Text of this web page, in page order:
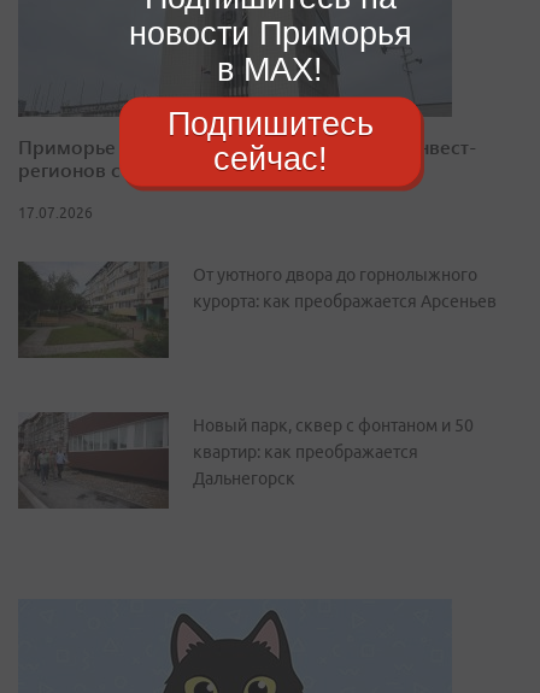
Приморье закрепилось в десятке лучших инвест-
регионов страны
17.07.2026
От уютного двора до горнолыжного
курорта: как преображается Арсеньев
Новый парк, сквер с фонтаном и 50
квартир: как преображается
Дальнегорск
новости Приморья
в MAX!
Подпишитесь
сейчас!